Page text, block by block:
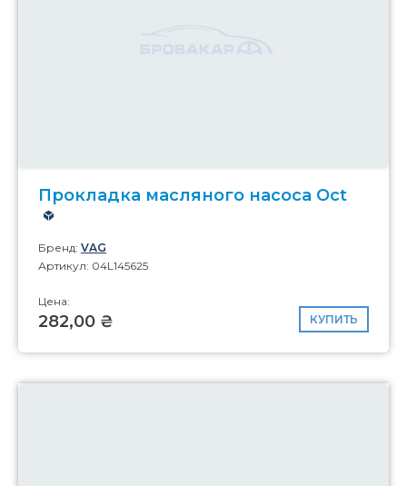
Прокладка масляного насоса Oct
Бренд: VAG
Артикул: 04L145625
Цена:
282,00 ₴ КУПИТЬ